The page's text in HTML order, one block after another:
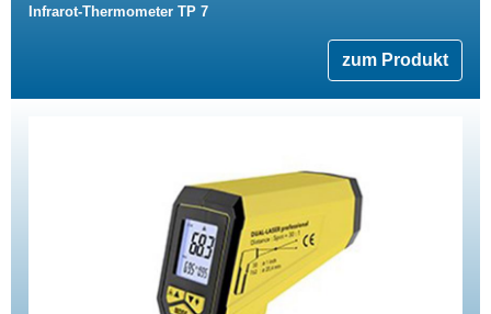
Infrarot-Thermometer TP 7
zum Produkt